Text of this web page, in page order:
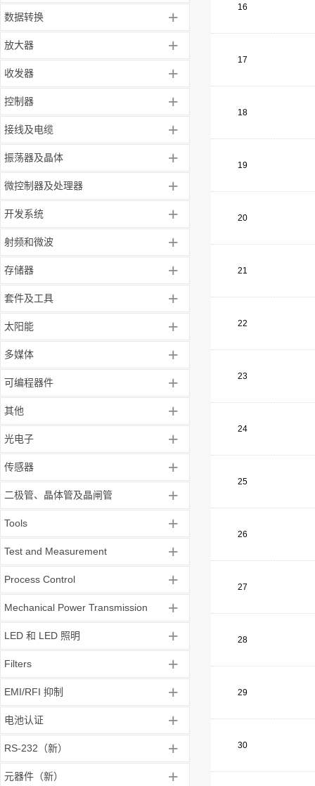
数据转换 +
放大器 +
收发器 +
控制器 +
接线及电缆 +
振荡器及晶体 +
微控制器及处理器 +
开发系统 +
射频和微波 +
存储器 +
套件及工具 +
太阳能 +
多媒体 +
可编程器件 +
其他 +
光电子 +
传感器 +
二极管、晶体管及晶闸管 +
Tools +
Test and Measurement +
Process Control +
Mechanical Power Transmission +
LED 和 LED 照明 +
Filters +
EMI/RFI 抑制 +
电池认证 +
RS-232（新） +
元器件（新） +
16
17
18
19
20
21
22
23
24
25
26
27
28
29
30